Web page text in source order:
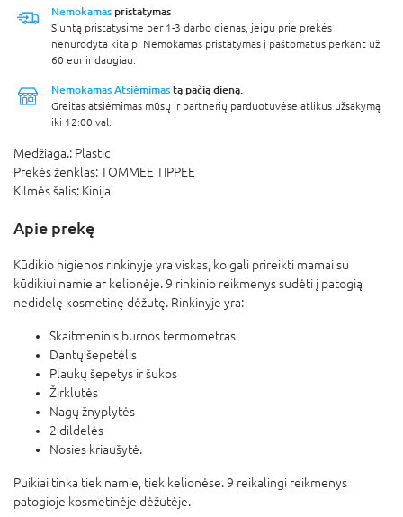
Nemokamas pristatymas
Siuntą pristatysime per 1-3 darbo dienas, jeigu prie prekės
nenurodyta kitaip. Nemokamas pristatymas į paštomatus perkant už
60 eur ir daugiau.
Nemokamas Atsiėmimas tą pačią dieną.
Greitas atsiėmimas mūsų ir partnerių parduotuvėse atlikus užsakymą
iki 12:00 val.
Medžiaga.: Plastic
Prekės ženklas:TOMMEE TIPPEE
Kilmės šalis: Kinija
Apie prekę
Kūdikio higienos rinkinyje yra viskas, ko gali prireikti mamai su
kūdikiui namie ar kelionėje. 9 rinkinio reikmenys sudėti į patogią
nedidelę kosmetinę dėžutę. Rinkinyje yra:
Skaitmeninis burnos termometras
Dantų šepetėlis
Plaukų šepetys ir šukos
Žirklutės
Nagų žnyplytės
2 dildelės
Nosies kriaušytė.
Puikiai tinka tiek namie, tiek kelionėse. 9 reikalingi reikmenys
patogioje kosmetinėje dėžutėje.